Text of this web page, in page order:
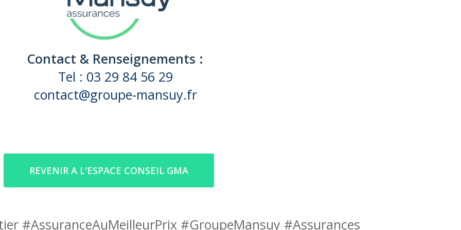
Contact & Renseignements :
Tel : 03 29 84 56 29
contact@groupe-mansuy.fr
REVENIR A L'ESPACE CONSEIL GMA
#AssuranceAuMeilleurPrix #GroupeMansuy #Assurances